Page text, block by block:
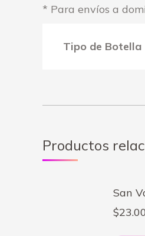
* Para envíos a
Tipo de Botella
Productos
San
$23.00